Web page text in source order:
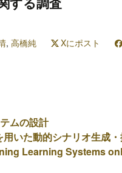
する調査
, 高橋純 Xにポスト
ムの設計
いた動的シナリオ生成
Learning Systems